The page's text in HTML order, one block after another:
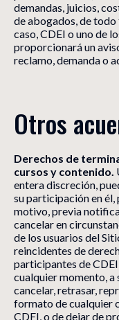
demandas, juicios,
de abogados, de
caso, CDEI o uno de
proporcionará un
reclamo, demanda o
Otros
Derechos de
cursos y contenido.
entera discreción,
su participación en
motivo, previa
cancelar en
de los usuarios del
reincidentes de
participantes de
cualquier momento, a
cancelar, retrasar,
formato de cualquier
CDEI, o de dejar de